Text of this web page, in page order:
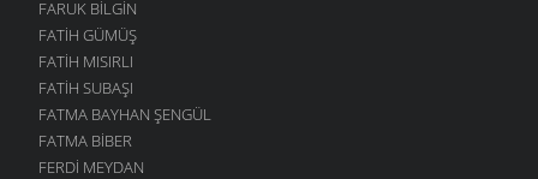
FARUK BILGIN
FATIH GÜMÜŞ
FATIH MISIRLI
FATIH SUBAŞI
FATMA BAYHAN ŞENGÜL
FATMA BIBER
FERDI MEYDAN